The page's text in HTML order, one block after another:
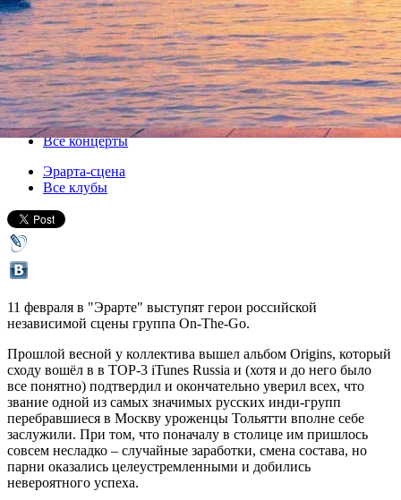
On-The-Go сыграет концерт
по заявкам
11 февраля 2017, суббота,20.00
Версия для печати
Все концерты
Эрарта-сцена
Все клубы
11 февраля в "Эрарте" выступят герои российской
независимой сцены группа On-The-Go.
Прошлой весной у коллектива вышел альбом Origins, который
сходу вошёл в в TOP-3 iTunes Russiа и (хотя и до него было
все понятно) подтвердил и окончательно уверил всех, что
звание одной из самых значимых русских инди-групп
перебравшиеся в Москву уроженцы Тольятти вполне себе
заслужили. При том, что поначалу в столице им пришлось
совсем несладко – случайные заработки, смена состава, но
парни оказались целеустремленными и добились
невероятного успеха.